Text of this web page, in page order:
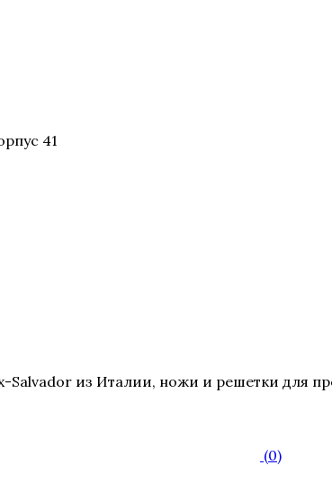
41
из Италии, ножи и решетки для
(0)